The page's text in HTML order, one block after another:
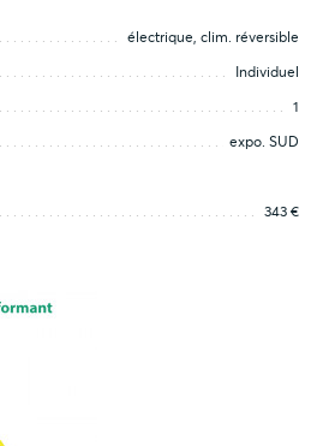
électrique, clim. réversible
Individuel
1
expo. SUD
343 €